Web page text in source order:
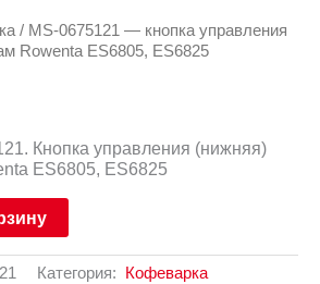
/ MS-0675121 — кнопка управления
Rowenta ES6805, ES6825
Кнопка управления (нижняя)
ES6805, ES6825
Категория: Кофеварка